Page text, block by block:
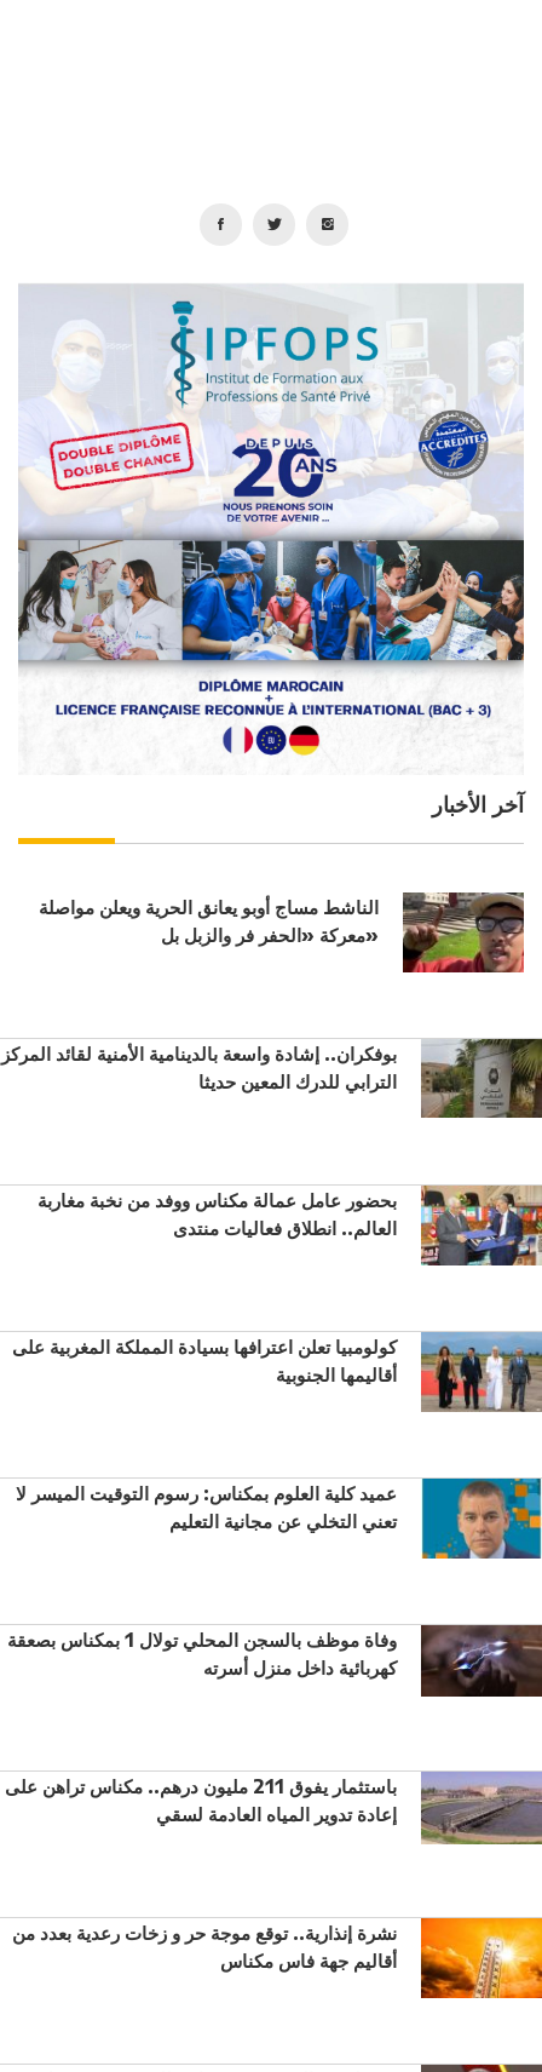
آخر الأخبار
الناشط مساج أوبو يعانق الحرية ويعلن مواصلة
معركة «الحفر فر والزبل بل»
بوفكران.. إشادة واسعة بالدينامية الأمنية لقائد المركز
الترابي للدرك المعين حديثا
بحضور عامل عمالة مكناس ووفد من نخبة مغاربة
العالم.. انطلاق فعاليات منتدى
كولومبيا تعلن اعترافها بسيادة المملكة المغربية على
أقاليمها الجنوبية
عميد كلية العلوم بمكناس: رسوم التوقيت الميسر لا
تعني التخلي عن مجانية التعليم
وفاة موظف بالسجن المحلي تولال 1 بمكناس بصعقة
كهربائية داخل منزل أسرته
باستثمار يفوق 211 مليون درهم.. مكناس تراهن على
إعادة تدوير المياه العادمة لسقي
نشرة إنذارية.. توقع موجة حر و زخات رعدية بعدد من
أقاليم جهة فاس مكناس